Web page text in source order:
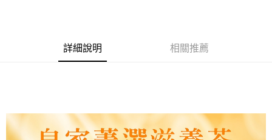
AFTEE先享後付是「在收到商品之後才付款」的支付方式。 讓您購物簡單
【「AFTEE先享後付」結帳流程】
１．於結帳方式選擇「AFTEE先享後付」後，將跳轉至「AFTEE先享後付」
結帳頁面，進行簡訊認證並確認金額後，即可完成結帳。
7-11取貨付款
詳細說明 相關推薦